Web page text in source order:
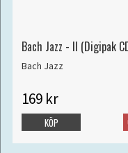
Bach Jazz - II (Digipak
Bach Jazz
169 kr
KÖP